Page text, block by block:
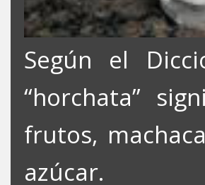
Según el
“horchata”
frutos,
azúcar.